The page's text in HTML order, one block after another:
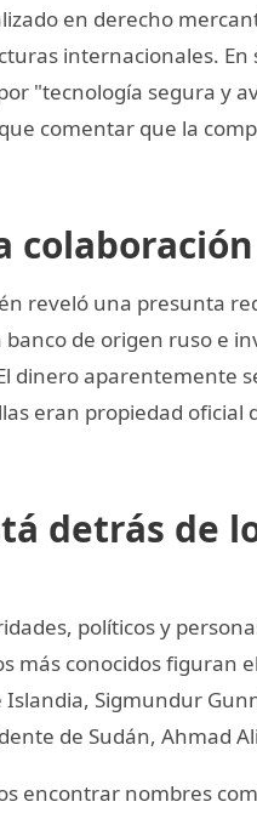
en derecho
internacionales.
"tecnología segura y
comentar que la
reveló una presunta
de origen ruso e
dinero aparentemente
eran propiedad
detrás de
políticos y
más conocidos figuran
Sigmundur
de Sudán, Ahmad
encontrar nombres